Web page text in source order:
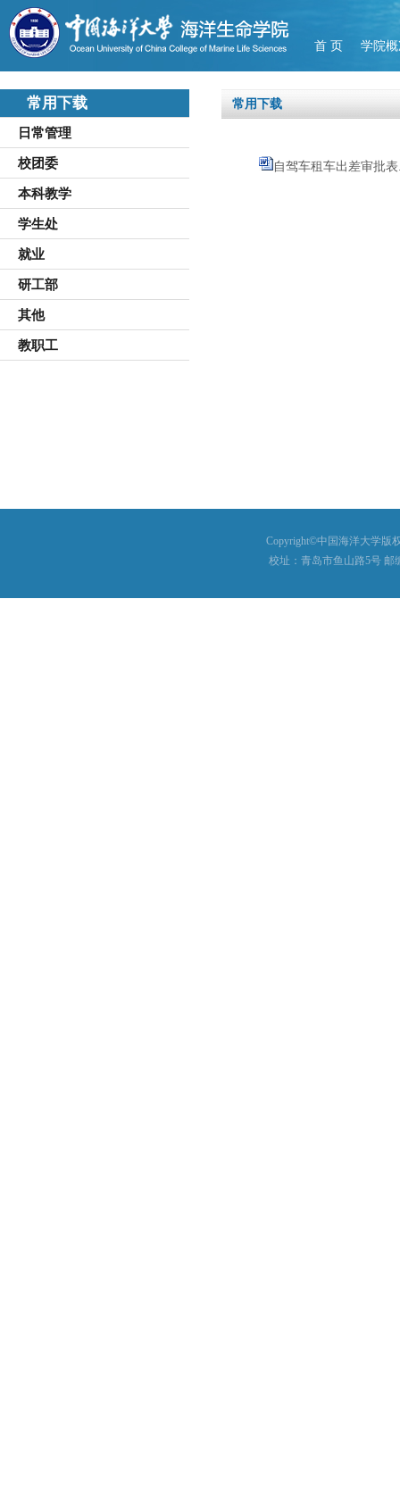
首 页 学院
常用下载
日常管理
校团委
本科教学
学生处
就业
研工部
其他
教职工
常用下载
自驾车租车出差审批
Copyright©中国海洋大学版
校址：青岛市鱼山路5号 邮